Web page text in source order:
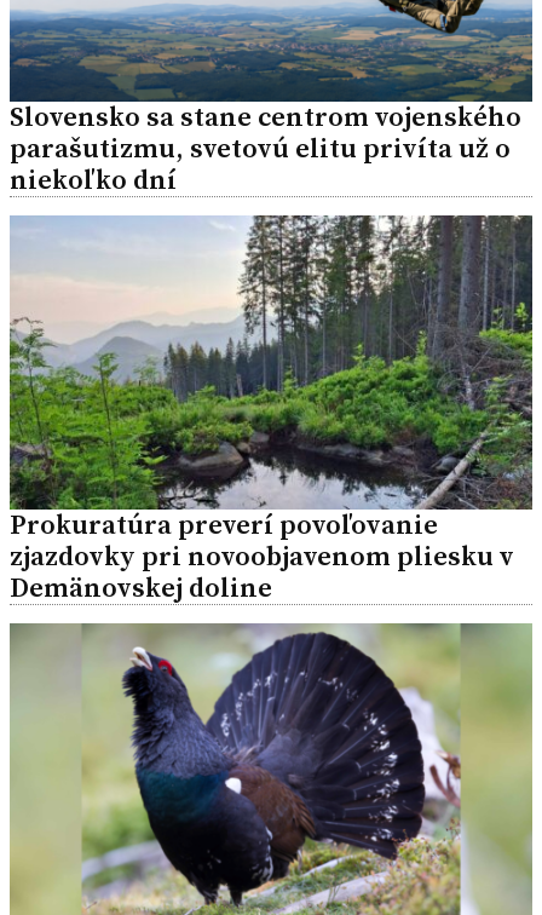
Slovensko sa stane centrom vojenského
parašutizmu, svetovú elitu privíta už o
niekoľko dní
Prokuratúra preverí povoľovanie
zjazdovky pri novoobjavenom pliesku v
Demänovskej doline